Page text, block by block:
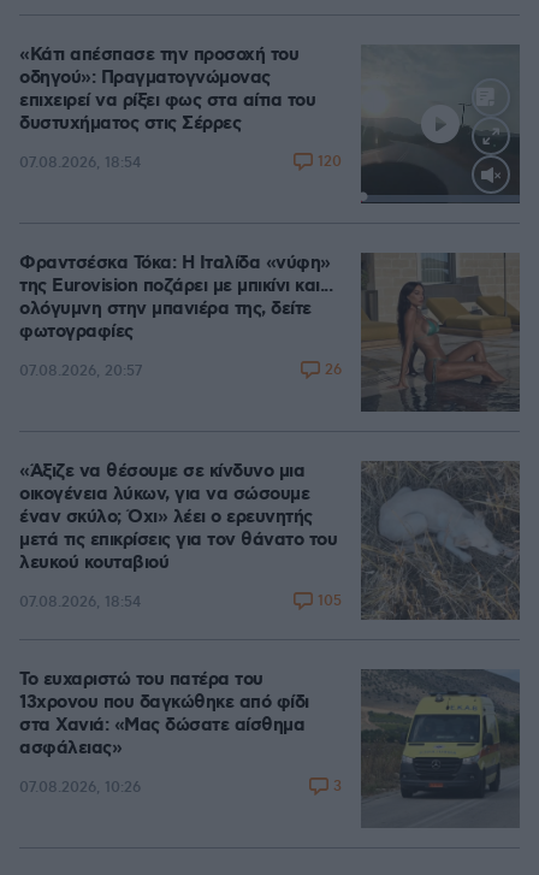
Loaded:
«Κάτι απέσπασε την προσοχή του
οδηγού»: Πραγματογνώμονας
επιχειρεί να ρίξει φως στα αίτια του
δυστυχήματος στις Σέρρες
07.08.2026, 18:54 120
Φραντσέσκα Τόκα: Η Ιταλίδα «νύφη»
της Eurovision ποζάρει με μπικίνι και...
ολόγυμνη στην μπανιέρα της, δείτε
φωτογραφίες
07.08.2026, 20:57 26
«Άξιζε να θέσουμε σε κίνδυνο μια
οικογένεια λύκων, για να σώσουμε
έναν σκύλο; Όχι» λέει ο ερευνητής
μετά τις επικρίσεις για τον θάνατο του
λευκού κουταβιού
07.08.2026, 18:54 105
Το ευχαριστώ του πατέρα του
13χρονου που δαγκώθηκε από φίδι
στα Χανιά: «Μας δώσατε αίσθημα
ασφάλειας»
07.08.2026, 10:26 3